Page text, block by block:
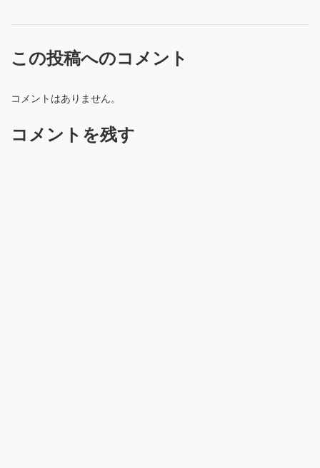
この投稿へのコメント
コメントはありません。
コメントを残す